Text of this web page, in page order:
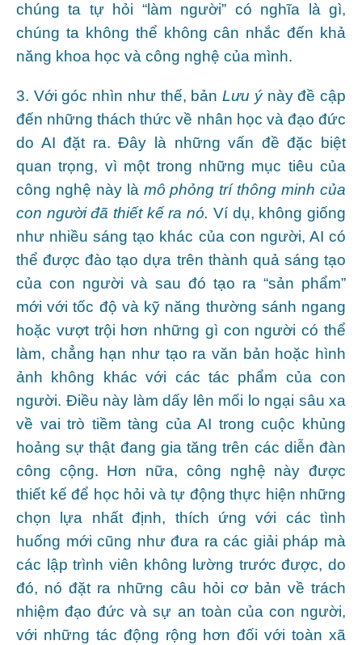
chúng ta tự hỏi “làm người” có nghĩa là gì,
chúng ta không thể không cân nhắc đến khả
năng khoa học và công nghệ của mình.
3. Với góc nhìn như thế, bảnLưu ýnày đề cập
đến những thách thức về nhân học và đạo đức
do AI đặt ra. Đây là những vấn đề đặc biệt
quan trọng, vì một trong những mục tiêu của
công nghệ này là mô phỏng trí thông minh của
con người đã thiết kế ra nó. Ví dụ, không giống
như nhiều sáng tạo khác của con người, AI có
thể được đào tạo dựa trên thành quả sáng tạo
của con người và sau đó tạo ra “sản phẩm”
mới với tốc độ và kỹ năng thường sánh ngang
hoặc vượt trội hơn những gì con người có thể
làm, chẳng hạn như tạo ra văn bản hoặc hình
ảnh không khác với các tác phẩm của con
người. Điều này làm dấy lên mối lo ngại sâu xa
về vai trò tiềm tàng của AI trong cuộc khủng
hoảng sự thật đang gia tăng trên các diễn đàn
công cộng. Hơn nữa, công nghệ này được
thiết kế để học hỏi và tự động thực hiện những
chọn lựa nhất định, thích ứng với các tình
huống mới cũng như đưa ra các giải pháp mà
các lập trình viên không lường trước được, do
đó, nó đặt ra những câu hỏi cơ bản về trách
nhiệm đạo đức và sự an toàn của con người,
với những tác động rộng hơn đối với toàn xã